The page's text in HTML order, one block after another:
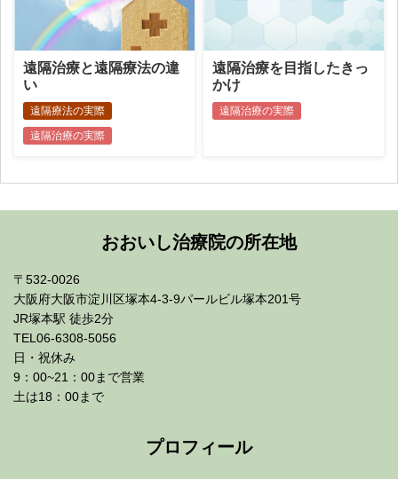
遠隔治療と遠隔療法の違
い
遠隔療法の実際
遠隔治療の実際
遠隔治療を目指したきっ
かけ
遠隔治療の実際
おおいし治療院の所在地
〒532-0026
大阪府大阪市淀川区塚本4-3-9パールビル塚本201号
JR塚本駅 徒歩2分
TEL06-6308-5056
日・祝休み
9：00~21：00まで営業
土は18：00まで
プロフィール